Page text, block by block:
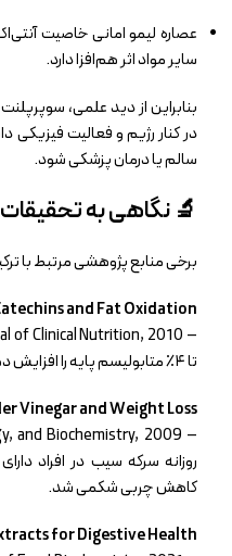
عصاره لیمو امانی خاصیت
سایر مواد اثر هم‌افزا دارد.
بنابراین از دید علمی،
در کنار رژیم و فعالیت فیزیکی
سالم یا درمان پزشکی شود.
🔬 نگاهی به
برخی منابع پژوهشی مرتبط با
and Fat Oxidation:
–
of Clinical Nutrition, 2010
تا ۴٪ متابولیسم پایه را افزایش دهد و در چربی‌ سوزی مؤثر باشد.
Vinegar and Weight Loss:
–
and Biochemistry, 2009
روزانه سرکه سیب در افراد
کاهش چربی شکمی شد.
for Digestive Health: